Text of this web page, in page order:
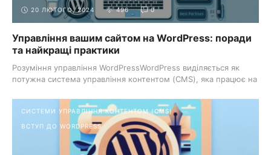
20 ЛЮТОГО, 2024 496 0
Управління вашим сайтом на WordPress: поради
та найкращі практики
Розуміння управління WordPressWordPress виділяється як
потужна система управління контентом (CMS), яка працює на
СИСТЕМИ УПРАВЛІННЯ КОНТЕНТОМ (CMS)
ВСТУП ДО WORDPRESS